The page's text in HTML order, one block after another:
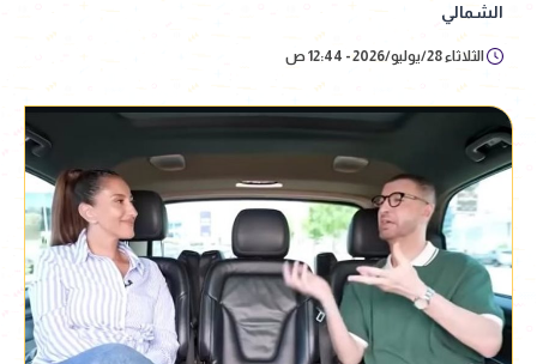
الشمالي
الثلاثاء 28/يوليو/2026 - 12:44 ص